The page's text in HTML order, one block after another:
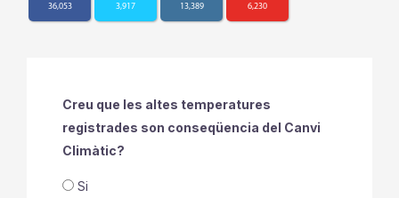
36,053 3,917 13,389 6,230
Creu que les altes temperatures
registrades son conseqüencia del Canvi
Climàtic?
Si